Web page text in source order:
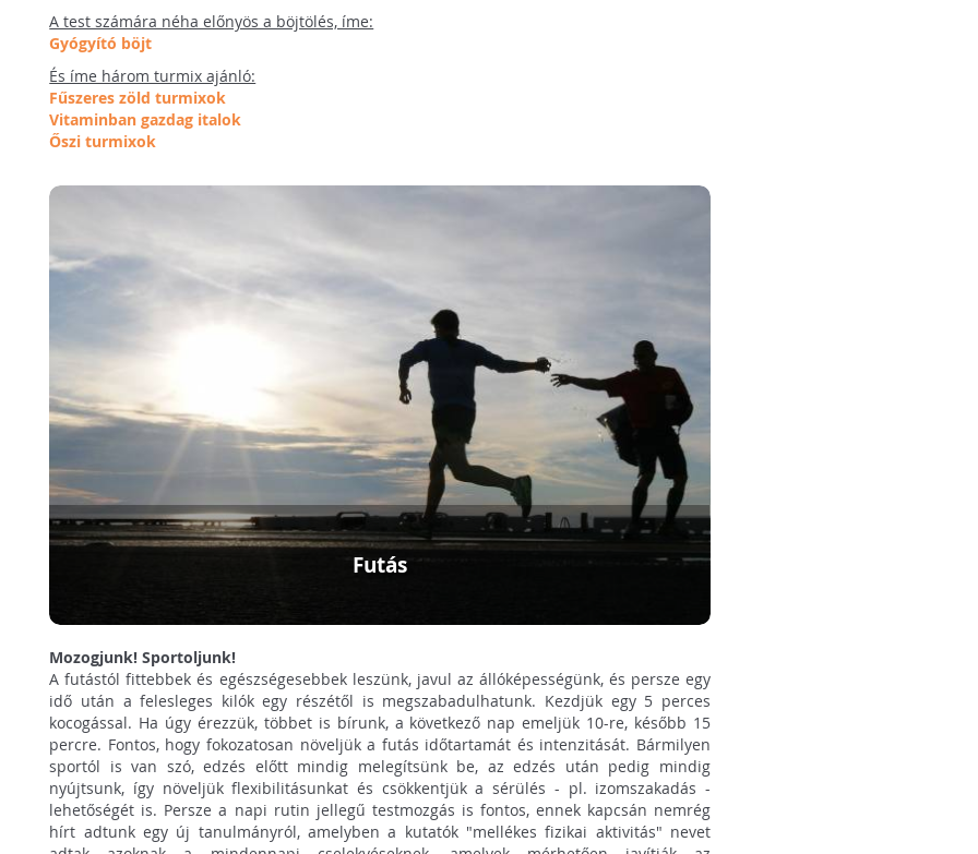
A test számára néha előnyös a böjtölés, íme:
Gyógyító böjt
És íme három turmix ajánló:
Fűszeres zöld turmixok
Vitaminban gazdag italok
Őszi turmixok
Futás
Mozogjunk! Sportoljunk!
A futástól fittebbek és egészségesebbek leszünk, javul az állóképességünk, és persze egy
idő után a felesleges kilók egy részétől is megszabadulhatunk. Kezdjük egy 5 perces
kocogással. Ha úgy érezzük, többet is bírunk, a következő nap emeljük 10-re, később 15
percre. Fontos, hogy fokozatosan növeljük a futás időtartamát és intenzitását. Bármilyen
sportól is van szó, edzés előtt mindig melegítsünk be, az edzés után pedig mindig
nyújtsunk, így növeljük flexibilitásunkat és csökkentjük a sérülés - pl. izomszakadás -
lehetőségét is. Persze a napi rutin jellegű testmozgás is fontos, ennek kapcsán nemrég
hírt adtunk egy új tanulmányról, amelyben a kutatók "mellékes fizikai aktivitás" nevet